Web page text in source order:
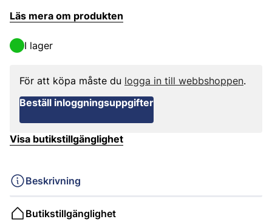
Läs mera om produkten
I lager
För att köpa måste du logga in till webbshoppen.
Beställ inloggningsuppgifter
Visa butikstillgänglighet
Beskrivning
Butikstillgänglighet